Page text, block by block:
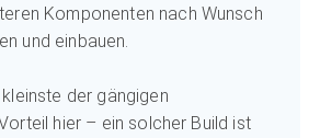
Komponenten nach Wunsch
und einbauen.
der gängigen
hier – ein solcher Build ist